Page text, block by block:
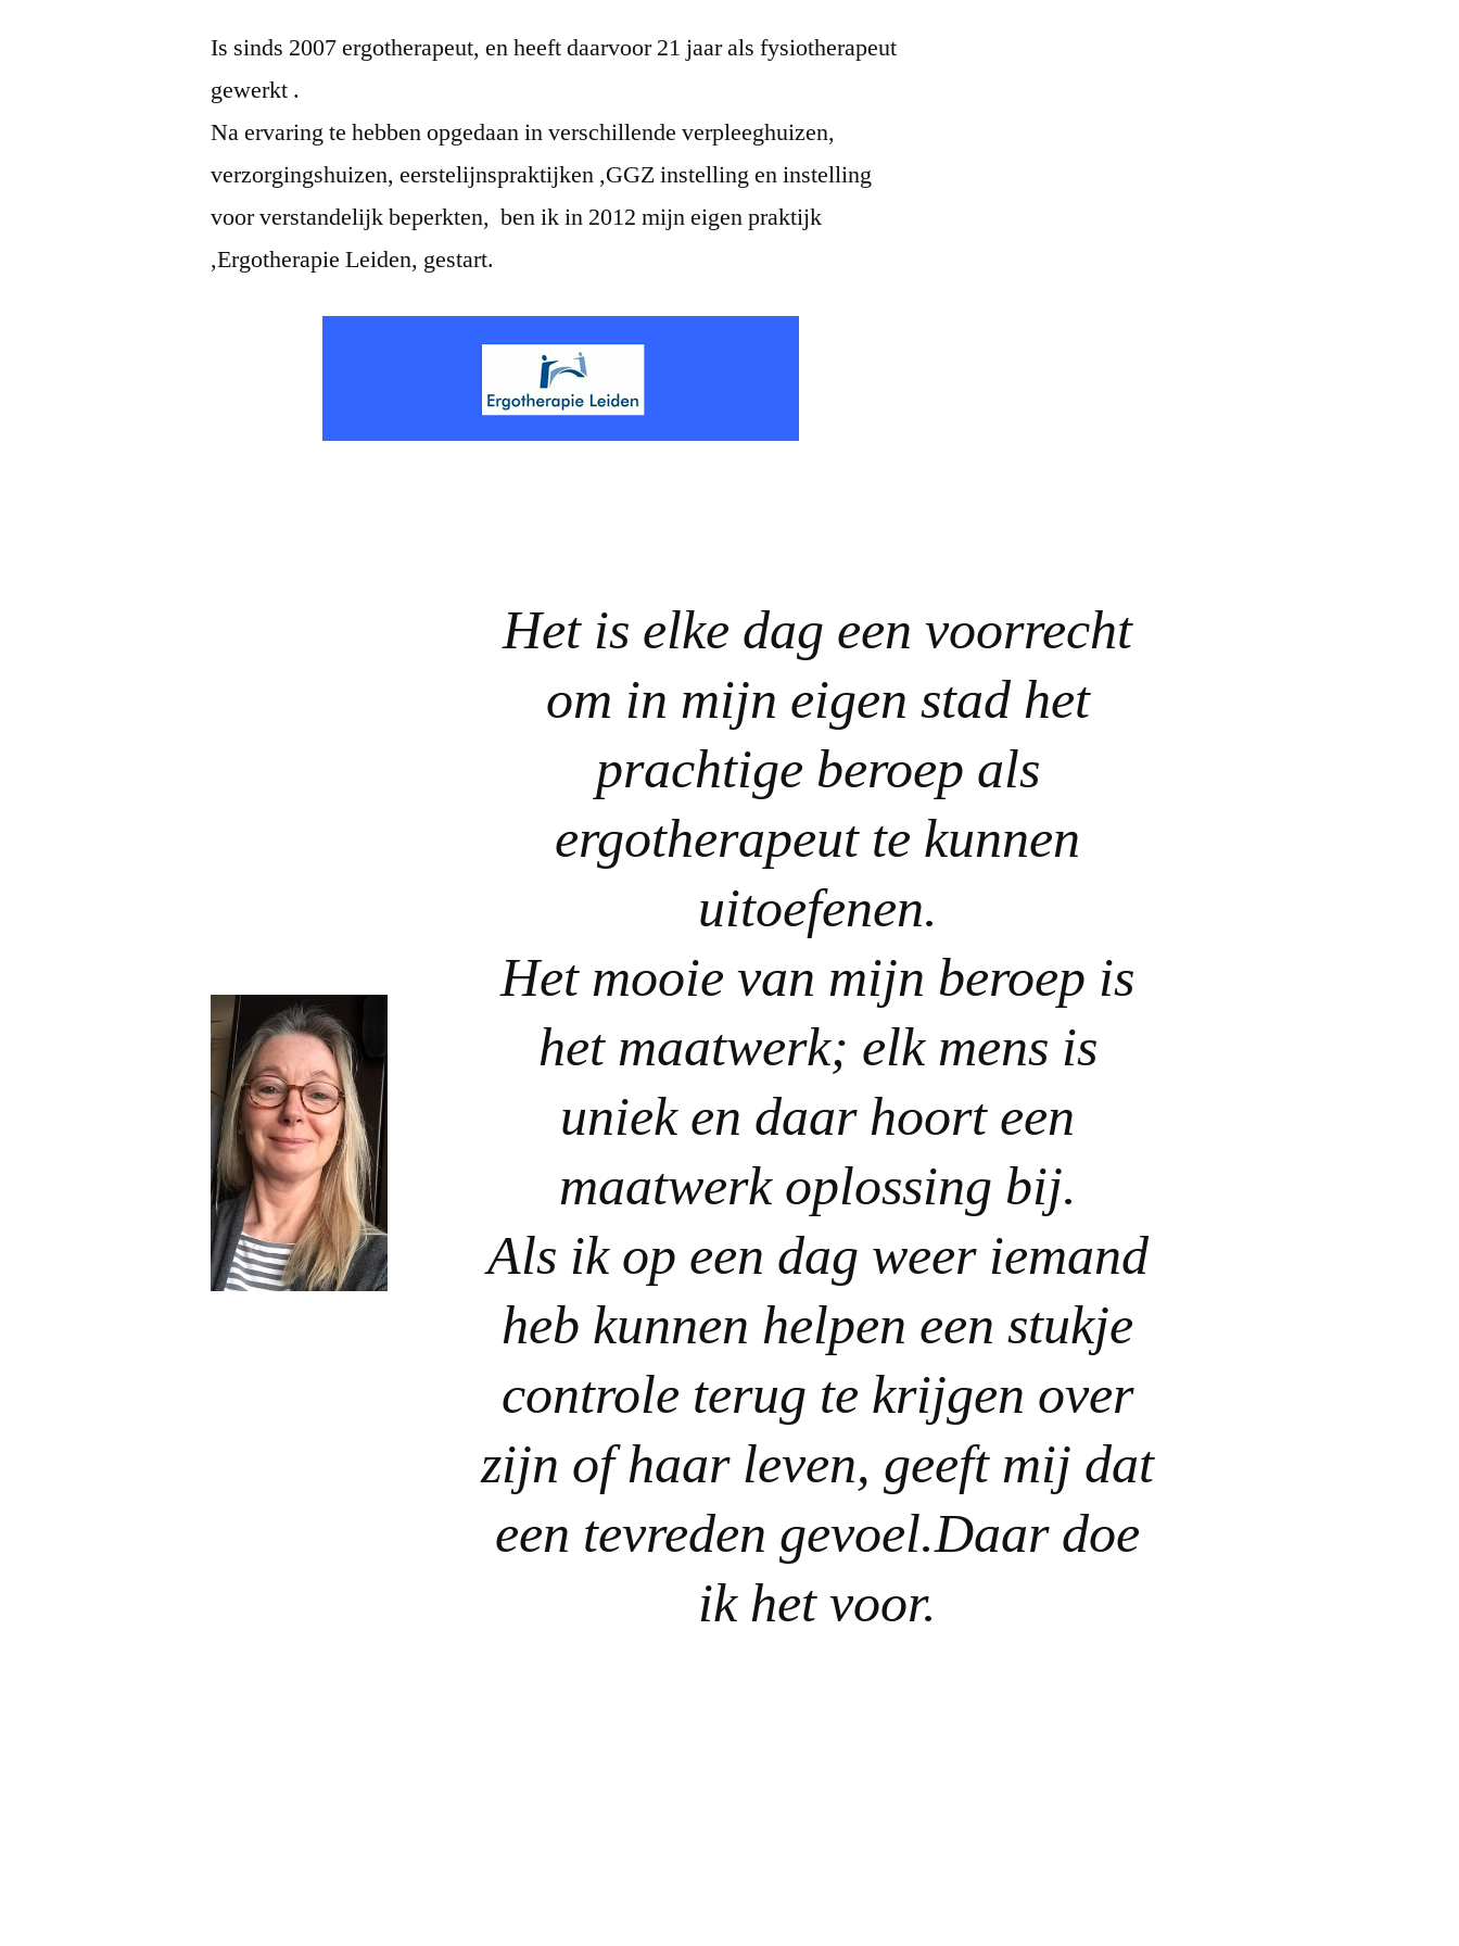
Is sinds 2007 ergotherapeut, en heeft daarvoor 21 jaar als fysiotherapeut
gewerkt .
Na ervaring te hebben opgedaan in verschillende verpleeghuizen,
verzorgingshuizen, eerstelijnspraktijken ,GGZ instelling en instelling
voor verstandelijk beperkten, ben ik in 2012 mijn eigen praktijk
,Ergotherapie Leiden, gestart.
Het is elke dag een voorrecht
om in mijn eigen stad het
prachtige beroep als
ergotherapeut te kunnen
uitoefenen.
Het mooie van mijn beroep is
het maatwerk; elk mens is
uniek en daar hoort een
maatwerk oplossing bij.
Als ik op een dag weer iemand
heb kunnen helpen een stukje
controle terug te krijgen over
zijn of haar leven, geeft mij dat
een tevreden gevoel.Daar doe
ik het voor.